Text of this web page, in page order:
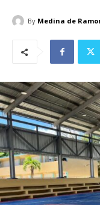
By Medina de